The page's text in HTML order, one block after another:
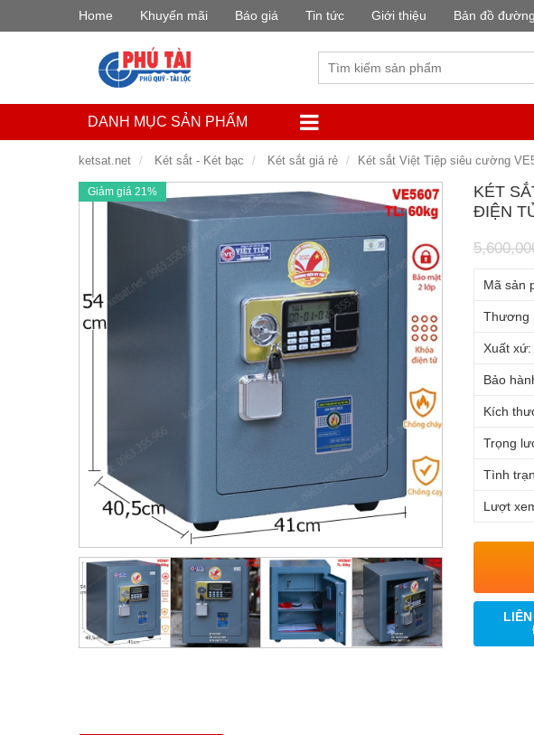
Home Khuyến mãi Báo giá Tin tức Giới thiệu Bản đồ
DANH MỤC SẢN PHẨM
ketsat.net Két sắt - Két bạc Két sắt giá rẻ Két sắt Việt Tiệp siêu cường
Giảm giá 21%
KÉT
ĐIỆN
Mã sản
Thương
Xuất xứ:
Bảo
Kích
Trọng
Tình
Lượt